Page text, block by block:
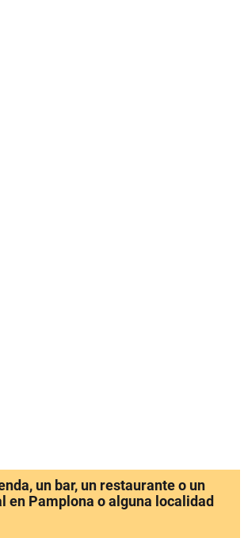
un bar, un restaurante o un
en Pamplona o alguna localidad